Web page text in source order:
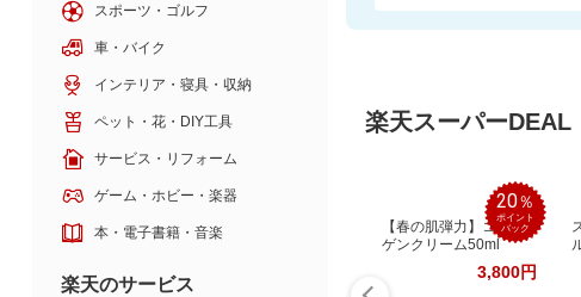
楽天スーパーDEAL
20％
ポイント
バック
【春の肌弾力】コラー
ゲンクリーム50ml
3,800円
スポーツ・ゴルフ
車・バイク
インテリア・寝具・収納
ペット・花・DIY工具
サービス・リフォーム
ゲーム・ホビー・楽器
本・電子書籍・音楽
楽天のサービス